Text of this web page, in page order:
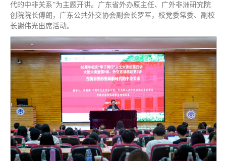
代的中非关系”为主题开讲。广东省外办原主任、广外非洲研究院
创院院长傅朗，广东公共外交协会副会长罗军，校党委常委、副校
长谢伟光出席活动。